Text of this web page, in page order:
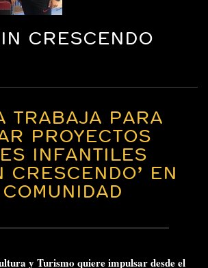
CRESCENDO
TRABAJA PARA
PROYECTOS
INFANTILES
CRESCENDO’ EN
y Turismo quiere impulsar desde el